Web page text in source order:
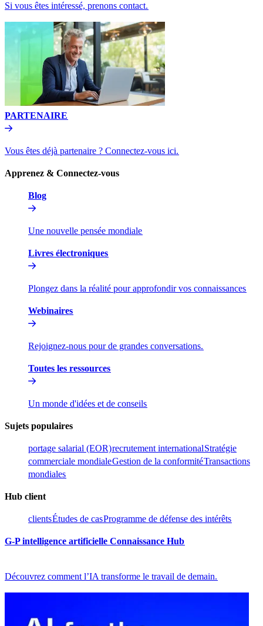
Si vous êtes intéressé, prenons contact.​​
PARTENAIRE​​
Vous êtes déjà partenaire ? Connectez-vous ici.​​
Apprenez & Connectez-vous​​
Blog​​
Une nouvelle pensée mondiale​​
Livres électroniques​​
Plongez dans la réalité pour approfondir vos connaissances​​
Webinaires​​
Rejoignez-nous pour de grandes conversations.​​
Toutes les ressources​​
Un monde d'idées et de conseils​​
Sujets populaires​​
portage salarial (EOR)​​recrutement international​​Stratégie
commerciale mondiale​​Gestion de la conformité​​Transactions
mondiales​​
Hub client​​
clients​​Études de cas​​Programme de défense des intérêts​​
G-P intelligence artificielle Connaissance Hub​​
Découvrez comment l’IA transforme le travail de demain.​​